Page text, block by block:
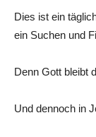
Dies ist ein
ein Suchen und
Denn Gott bleibt
Und dennoch in